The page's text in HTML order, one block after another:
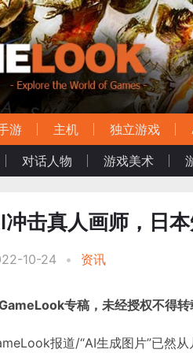
游 主机 独立游戏
对话人物 游戏美术
冲击真人画师，日
10-24 • 资讯
GameLook专稿，未经授权不得转
报道/“AI生成图片”已然